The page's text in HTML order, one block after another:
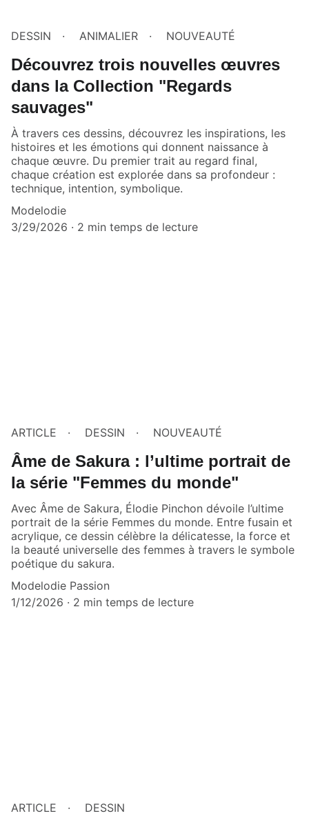
DESSIN ANIMALIER NOUVEAUTÉ
Découvrez trois nouvelles œuvres
dans la Collection "Regards
sauvages"
À travers ces dessins, découvrez les inspirations, les
histoires et les émotions qui donnent naissance à
chaque œuvre. Du premier trait au regard final,
chaque création est explorée dans sa profondeur :
technique, intention, symbolique.
Modelodie
3/29/2026
2 min temps de lecture
ARTICLE DESSIN NOUVEAUTÉ
Âme de Sakura : l’ultime portrait de
la série "Femmes du monde"
Avec Âme de Sakura, Élodie Pinchon dévoile l’ultime
portrait de la série Femmes du monde. Entre fusain et
acrylique, ce dessin célèbre la délicatesse, la force et
la beauté universelle des femmes à travers le symbole
poétique du sakura.
Modelodie Passion
1/12/2026
2 min temps de lecture
ARTICLE DESSIN